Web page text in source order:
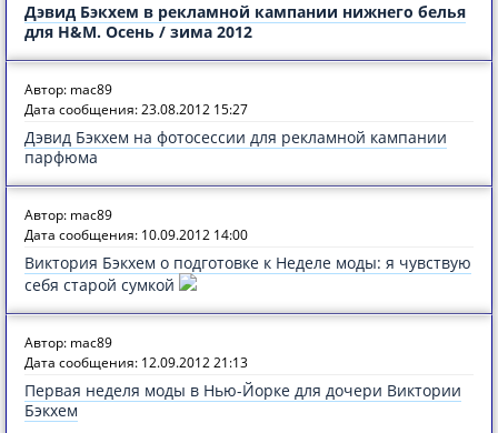
Дэвид Бэкхем в рекламной кампании нижнего белья
для H&M. Осень / зима 2012
Автор: mac89
Дата сообщения: 23.08.2012 15:27
Дэвид Бэкхем на фотосессии для рекламной кампании
парфюма
Автор: mac89
Дата сообщения: 10.09.2012 14:00
Виктория Бэкхем о подготовке к Неделе моды: я чувствую
себя старой сумкой
Автор: mac89
Дата сообщения: 12.09.2012 21:13
Первая неделя моды в Нью-Йорке для дочери Виктории
Бэкхем